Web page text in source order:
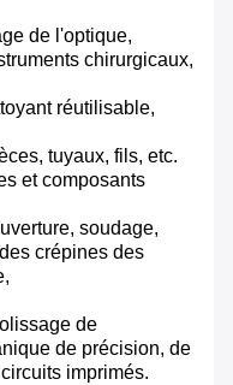
de l'optique,
chirurgicaux,
réutilisable,
tuyaux, fils, etc.
et composants
soudage,
crépines des
de
de précision, de
imprimés.